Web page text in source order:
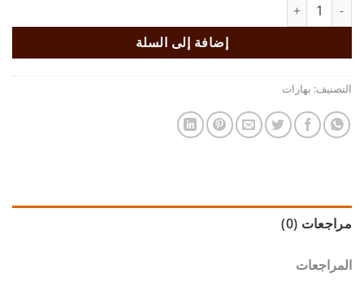
إضافة إلى السلة
التصنيف: بهارات
مراجعات (0)
المراجعات